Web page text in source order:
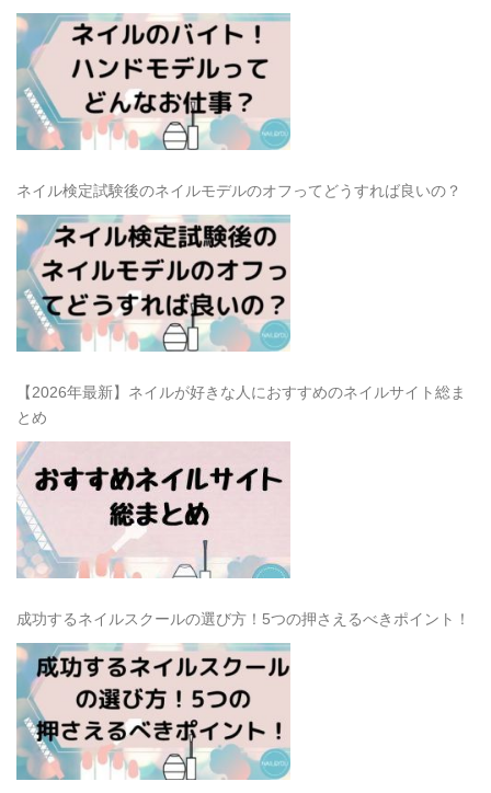
ネイル検定試験後のネイルモデルのオフってどうすれば良いの？
【2026年最新】ネイルが好きな人におすすめのネイルサイト総ま
とめ
成功するネイルスクールの選び方！5つの押さえるべきポイント！